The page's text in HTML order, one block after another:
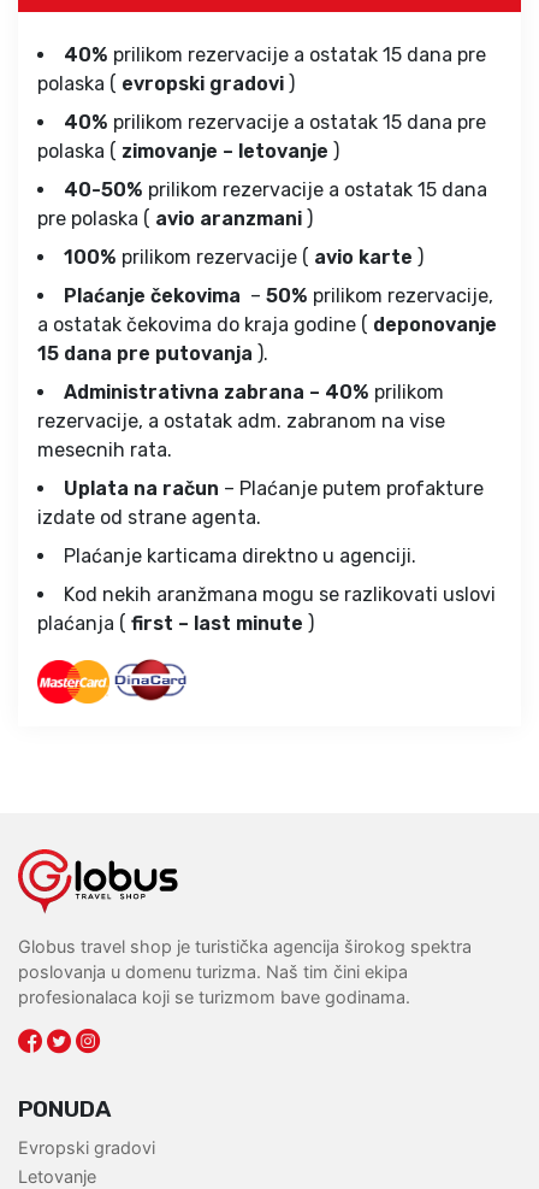
40% prilikom rezervacije a ostatak 15 dana pre
polaska ( evropski gradovi )
40% prilikom rezervacije a ostatak 15 dana pre
polaska ( zimovanje – letovanje )
40-50% prilikom rezervacije a ostatak 15 dana
pre polaska ( avio aranzmani )
100% prilikom rezervacije ( avio karte )
Plaćanje čekovima – 50% prilikom rezervacije,
a ostatak čekovima do kraja godine ( deponovanje
15 dana pre putovanja ).
Administrativna zabrana – 40% prilikom
rezervacije, a ostatak adm. zabranom na vise
mesecnih rata.
Uplata na račun – Plaćanje putem profakture
izdate od strane agenta.
Plaćanje karticama direktno u agenciji.
Kod nekih aranžmana mogu se razlikovati uslovi
plaćanja ( first – last minute )
Globus travel shop je turistička agencija širokog spektra
poslovanja u domenu turizma. Naš tim čini ekipa
profesionalaca koji se turizmom bave godinama.
PONUDA
Evropski gradovi
Letovanje